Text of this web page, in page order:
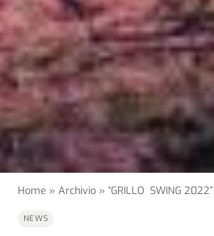
Home » Archivio» “GRILLO SWING 2022”
NEWS